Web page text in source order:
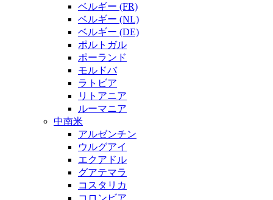
ベルギー (FR)
ベルギー (NL)
ベルギー (DE)
ポルトガル
ポーランド
モルドバ
ラトビア
リトアニア
ルーマニア
中南米
アルゼンチン
ウルグアイ
エクアドル
グアテマラ
コスタリカ
コロンビア